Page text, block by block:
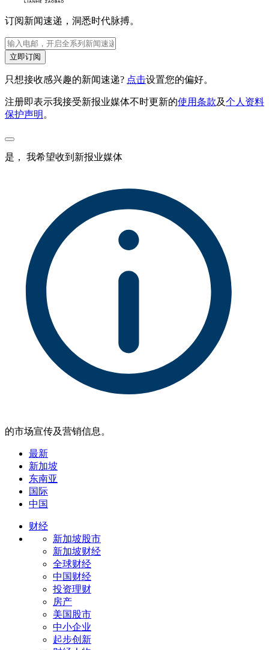
订阅新闻速递，洞悉时代脉搏。
立即订阅
只想接收感兴趣的新闻速递? 点击设置您的偏好。
注册即表示我接受新报业媒体不时更新的使用条款及个人资料
保护声明。
是， 我希望收到新报业媒体
的市场宣传及营销信息。
最新
新加坡
东南亚
国际
中国
财经
新加坡股市
新加坡财经
全球财经
中国财经
投资理财
房产
美国股市
中小企业
起步创新